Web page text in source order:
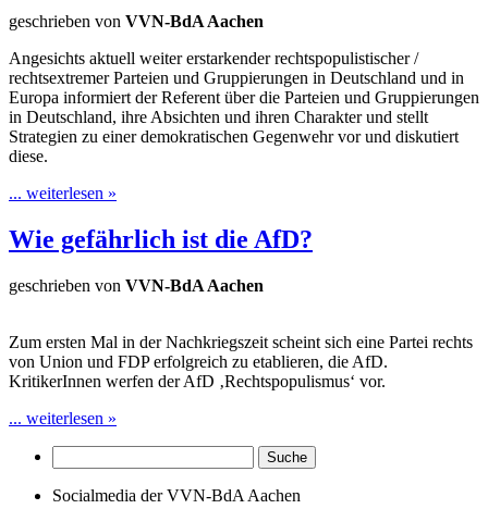
geschrieben von VVN-BdA Aachen
Angesichts aktuell weiter erstarkender rechtspopulistischer /
rechtsextremer Parteien und Gruppierungen in Deutschland und in
Europa informiert der Referent über die Parteien und Gruppierungen
in Deutschland, ihre Absichten und ihren Charakter und stellt
Strategien zu einer demokratischen Gegenwehr vor und diskutiert
diese.
... weiterlesen »
Wie gefährlich ist die AfD?
geschrieben von VVN-BdA Aachen
Zum ersten Mal in der Nachkriegszeit scheint sich eine Partei rechts
von Union und FDP erfolgreich zu etablieren, die AfD.
KritikerInnen werfen der AfD ‚Rechtspopulismus‘ vor.
... weiterlesen »
Socialmedia der VVN-BdA Aachen